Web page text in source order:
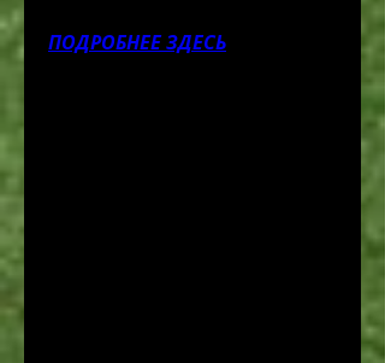
ПОДРОБНЕЕ ЗДЕСЬ